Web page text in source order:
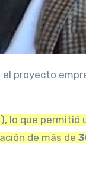
), lo que permitió
de más de